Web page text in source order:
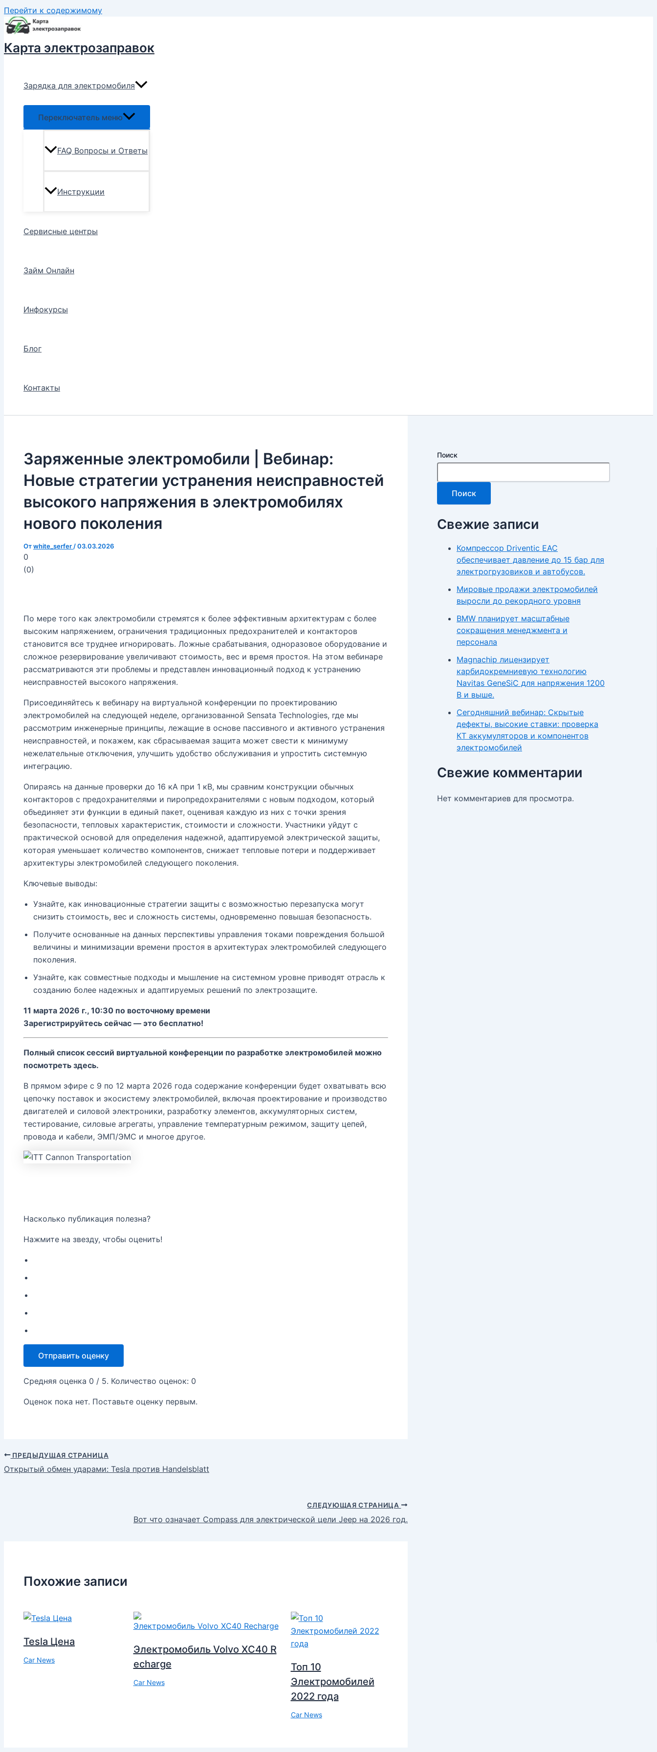
Перейти к содержимому
Карта электрозаправок
Зарядка для электромобиля
Переключатель меню
FAQ Вопросы и Ответы
Инструкции
Сервисные центры
Займ Онлайн
Инфокурсы
Блог
Контакты
Заряженные электромобили | Вебинар:
Новые стратегии устранения неисправностей
высокого напряжения в электромобилях
нового поколения
Отwhite_serfer /03.03.2026
0
(0)
По мере того как электромобили стремятся к более эффективным архитектурам с более
высоким напряжением, ограничения традиционных предохранителей и контакторов
становится все труднее игнорировать. Ложные срабатывания, одноразовое оборудование и
сложное резервирование увеличивают стоимость, вес и время простоя. На этом вебинаре
рассматриваются эти проблемы и представлен инновационный подход к устранению
неисправностей высокого напряжения.
Присоединяйтесь к вебинару на виртуальной конференции по проектированию
электромобилей на следующей неделе, организованной Sensata Technologies, где мы
рассмотрим инженерные принципы, лежащие в основе пассивного и активного устранения
неисправностей, и покажем, как сбрасываемая защита может свести к минимуму
нежелательные отключения, улучшить удобство обслуживания и упростить системную
интеграцию.
Опираясь на данные проверки до 16 кА при 1 кВ, мы сравним конструкции обычных
контакторов с предохранителями и пиропредохранителями с новым подходом, который
объединяет эти функции в единый пакет, оценивая каждую из них с точки зрения
безопасности, тепловых характеристик, стоимости и сложности. Участники уйдут с
практической основой для определения надежной, адаптируемой электрической защиты,
которая уменьшает количество компонентов, снижает тепловые потери и поддерживает
архитектуры электромобилей следующего поколения.
Ключевые выводы:
Узнайте, как инновационные стратегии защиты с возможностью перезапуска могут
снизить стоимость, вес и сложность системы, одновременно повышая безопасность.
Получите основанные на данных перспективы управления токами повреждения большой
величины и минимизации времени простоя в архитектурах электромобилей следующего
поколения.
Узнайте, как совместные подходы и мышление на системном уровне приводят отрасль к
созданию более надежных и адаптируемых решений по электрозащите.
11 марта 2026 г., 10:30 по восточному времени
Зарегистрируйтесь сейчас — это бесплатно!
Полный список сессий виртуальной конференции по разработке электромобилей можно
посмотреть здесь.
В прямом эфире с 9 по 12 марта 2026 года содержание конференции будет охватывать всю
цепочку поставок и экосистему электромобилей, включая проектирование и производство
двигателей и силовой электроники, разработку элементов, аккумуляторных систем,
тестирование, силовые агрегаты, управление температурным режимом, защиту цепей,
провода и кабели, ЭМП/ЭМС и многое другое.
Насколько публикация полезна?
Нажмите на звезду, чтобы оценить!
Отправить оценку
Средняя оценка 0 / 5. Количество оценок: 0
Оценок пока нет. Поставьте оценку первым.
ПРЕДЫДУЩАЯ СТРАНИЦА
Открытый обмен ударами: Tesla против Handelsblatt
СЛЕДУЮЩАЯ СТРАНИЦА
Вот что означает Compass для электрической цели Jeep на 2026 год.
Похожие записи
Tesla Цена
Car News
Электромобиль Volvo XC40 R
echarge
Car News
Топ 10
Электромобилей
2022 года
Car News
Поиск
Поиск
Свежие записи
Компрессор Driventic EAC
обеспечивает давление до 15 бар для
электрогрузовиков и автобусов.
Мировые продажи электромобилей
выросли до рекордного уровня
BMW планирует масштабные
сокращения менеджмента и
персонала
Magnachip лицензирует
карбидокремниевую технологию
Navitas GeneSiC для напряжения 1200
В и выше.
Сегодняшний вебинар: Скрытые
дефекты, высокие ставки: проверка
КТ аккумуляторов и компонентов
электромобилей
Свежие комментарии
Нет комментариев для просмотра.